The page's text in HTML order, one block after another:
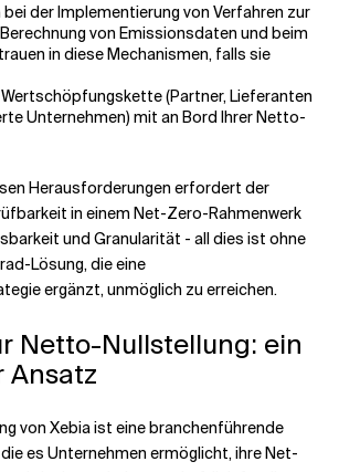
der Implementierung von Verfahren zur
von Emissionsdaten und beim
in diese Mechanismen, falls sie
Wertschöpfungskette (Partner, Lieferanten
Unternehmen) mit an Bord Ihrer Netto-
Herausforderungen erfordert der
in einem Net-Zero-Rahmenwerk
und Granularität - all dies ist ohne
Lösung, die eine
ergänzt, unmöglich zu erreichen.
Netto-Nullstellung: ein
Ansatz
von Xebia ist eine branchenführende
es Unternehmen ermöglicht, ihre Net-